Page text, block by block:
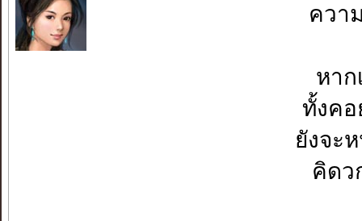
ควา
หา
ทั้งค
ยังจะ
คิดว